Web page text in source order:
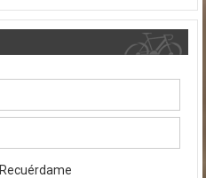
Recuérdame